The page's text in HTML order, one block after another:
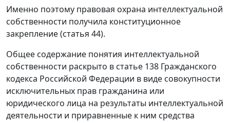
Именно поэтому правовая охрана интеллектуальной
собственности получила конституционное
закрепление (статья 44).
Общее содержание понятия интеллектуальной
собственности раскрыто в статье 138 Гражданского
кодекса Российской Федерации в виде совокупности
исключительных прав гражданина или
юридического лица на результаты интеллектуальной
деятельности и приравненные к ним средства